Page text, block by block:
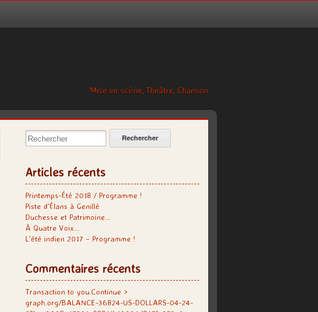
Mise en scène, Théâtre, Chanson
Rechercher:
Articles récents
Printemps-Été 2018 / Programme !
Piste d’Élans à Genillé
Duchesse et Patrimoine…
À Quatre Voix…
L’été indien 2017 – Programme !
Commentaires récents
Transaction to you.Continue >
graph.org/BALANCE-36824-US-DOLLARS-04-24-